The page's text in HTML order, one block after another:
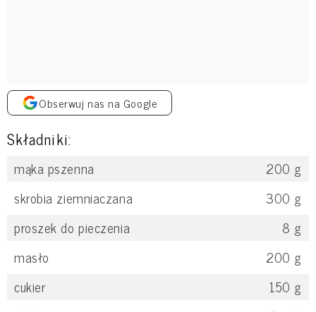
Obserwuj nas na Google
Składniki:
mąka pszenna 200 g
skrobia ziemniaczana
300 g
proszek do pieczenia
8 g
masło
200 g
cukier
150 g